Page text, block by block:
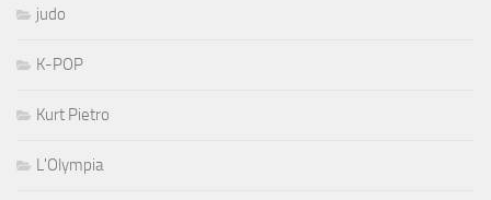
judo
K-POP
Kurt Pietro
L'Olympia